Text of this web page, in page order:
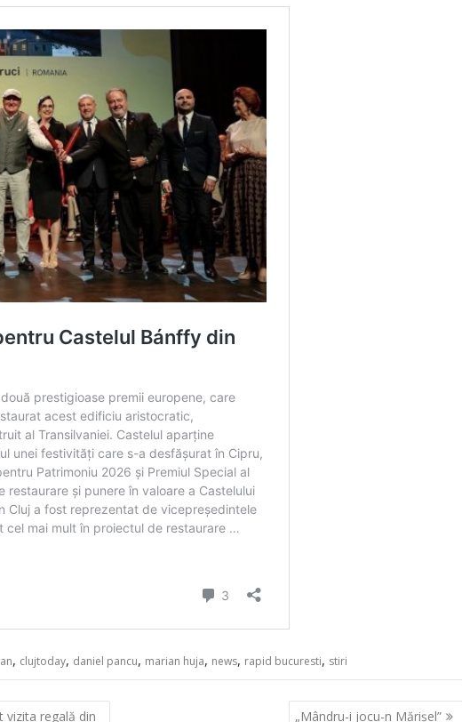
, clujtoday, daniel pancu, marian huja, news, rapid bucuresti, stiri
vizita regală din „Mândru-i jocu-n Mărișel”